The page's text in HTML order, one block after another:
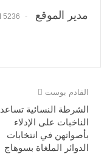
مدير الموقع 5236 المشاركات
القادم بوست
الشرطة النسائية تساعد
الناخبات على الإدلاء
بأصواتهن في انتخابات
الدوائر الملغاة بسوهاج